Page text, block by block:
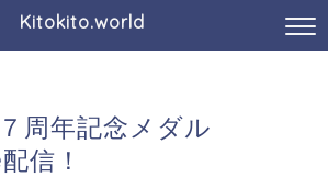
Kitokito.world
周年記念メダル
信！